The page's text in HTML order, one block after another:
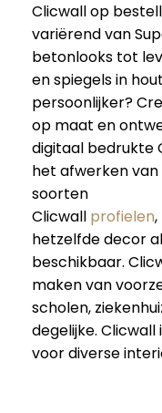
Clicwall op
variërend van
betonlooks tot
en spiegels in
persoonlijker?
op maat en
digitaal bedrukte
het afwerken van
soorten
Clicwall profielen,
hetzelfde decor
beschikbaar.
maken van
scholen,
degelijke.
voor diverse